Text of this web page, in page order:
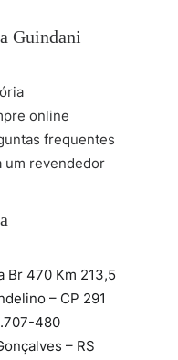
Guindani
online
frequentes
um revendedor
Br 470 Km 213,5
– CP 291
480
– RS